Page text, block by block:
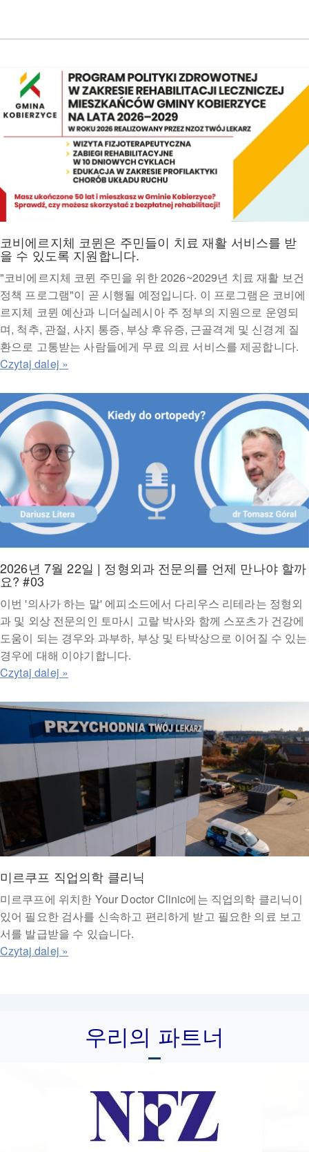
코비에르지체 코뮌은 주민들이 치료 재활 서비스를 받
을 수 있도록 지원합니다.
"코비에르지체 코뮌 주민을 위한 2026~2029년 치료 재활 보건
정책 프로그램"이 곧 시행될 예정입니다. 이 프로그램은 코비에
르지체 코뮌 예산과 니더실레시아 주 정부의 지원으로 운영되
며, 척추, 관절, 사지 통증, 부상 후유증, 근골격계 및 신경계 질
환으로 고통받는 사람들에게 무료 의료 서비스를 제공합니다.
2026년 7월 22일 | 정형외과 전문의를 언제 만나야 할까
요? #03
이번 '의사가 하는 말' 에피소드에서 다리우스 리테라는 정형외
과 및 외상 전문의인 토마시 고랄 박사와 함께 스포츠가 건강에
도움이 되는 경우와 과부하, 부상 및 타박상으로 이어질 수 있는
경우에 대해 이야기합니다.
미르쿠프 직업의학 클리닉
미르쿠프에 위치한 Your Doctor Clinic에는 직업의학 클리닉이
있어 필요한 검사를 신속하고 편리하게 받고 필요한 의료 보고
서를 발급받을 수 있습니다.
우리의 파트너